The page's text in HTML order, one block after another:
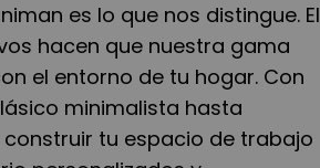
es lo que nos distingue. El
hacen que nuestra gama
el entorno de tu hogar. Con
minimalista hasta
tu espacio de trabajo